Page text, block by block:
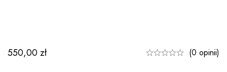
550,00zł (0 opinii)